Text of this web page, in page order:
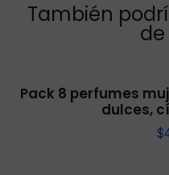
También
Pack 8 perfumes
dulces,